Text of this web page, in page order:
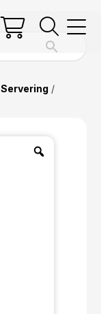
Servering /